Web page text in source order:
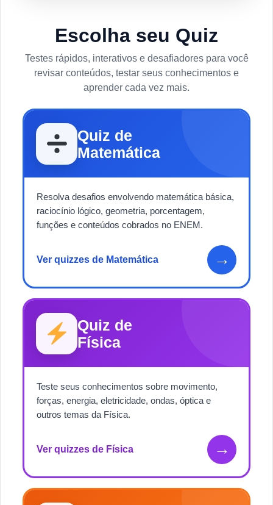
Escolha seu Quiz
Testes rápidos, interativos e desafiadores para você
revisar conteúdos, testar seus conhecimentos e
aprender cada vez mais.
Quiz de
Matemática
Resolva desafios envolvendo matemática básica,
raciocínio lógico, geometria, porcentagem,
funções e conteúdos cobrados no ENEM.
Ver quizzes de Matemática →
Quiz de
Física
Teste seus conhecimentos sobre movimento,
forças, energia, eletricidade, ondas, óptica e
outros temas da Física.
Ver quizzes de Física →